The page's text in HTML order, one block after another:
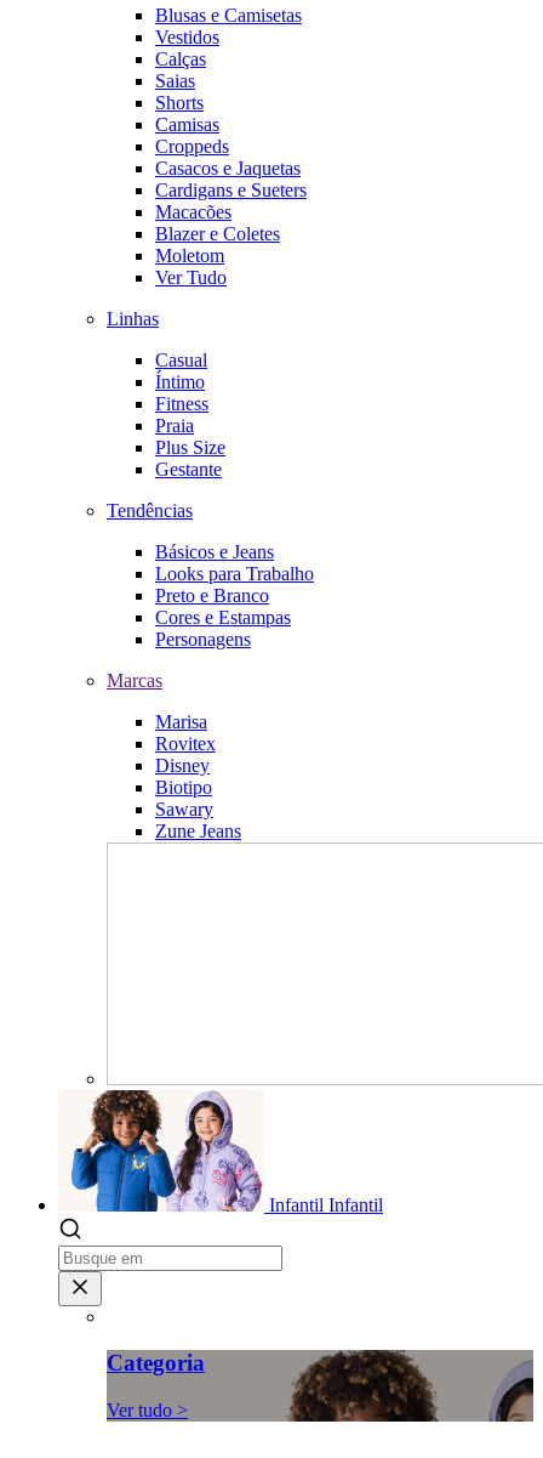
Blusas e Camisetas
Vestidos
Calças
Saias
Shorts
Camisas
Croppeds
Casacos e Jaquetas
Cardigans e Sueters
Macacões
Blazer e Coletes
Moletom
Ver Tudo
Linhas
Casual
Íntimo
Fitness
Praia
Plus Size
Gestante
Tendências
Básicos e Jeans
Looks para Trabalho
Preto e Branco
Cores e Estampas
Personagens
Marcas
Marisa
Rovitex
Disney
Biotipo
Sawary
Zune Jeans
Infantil Infantil
Categoria
Ver tudo >